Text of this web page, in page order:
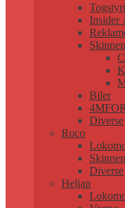
Insider
Biler
4MFOR
Diverse
Roco
Diverse
Heljan